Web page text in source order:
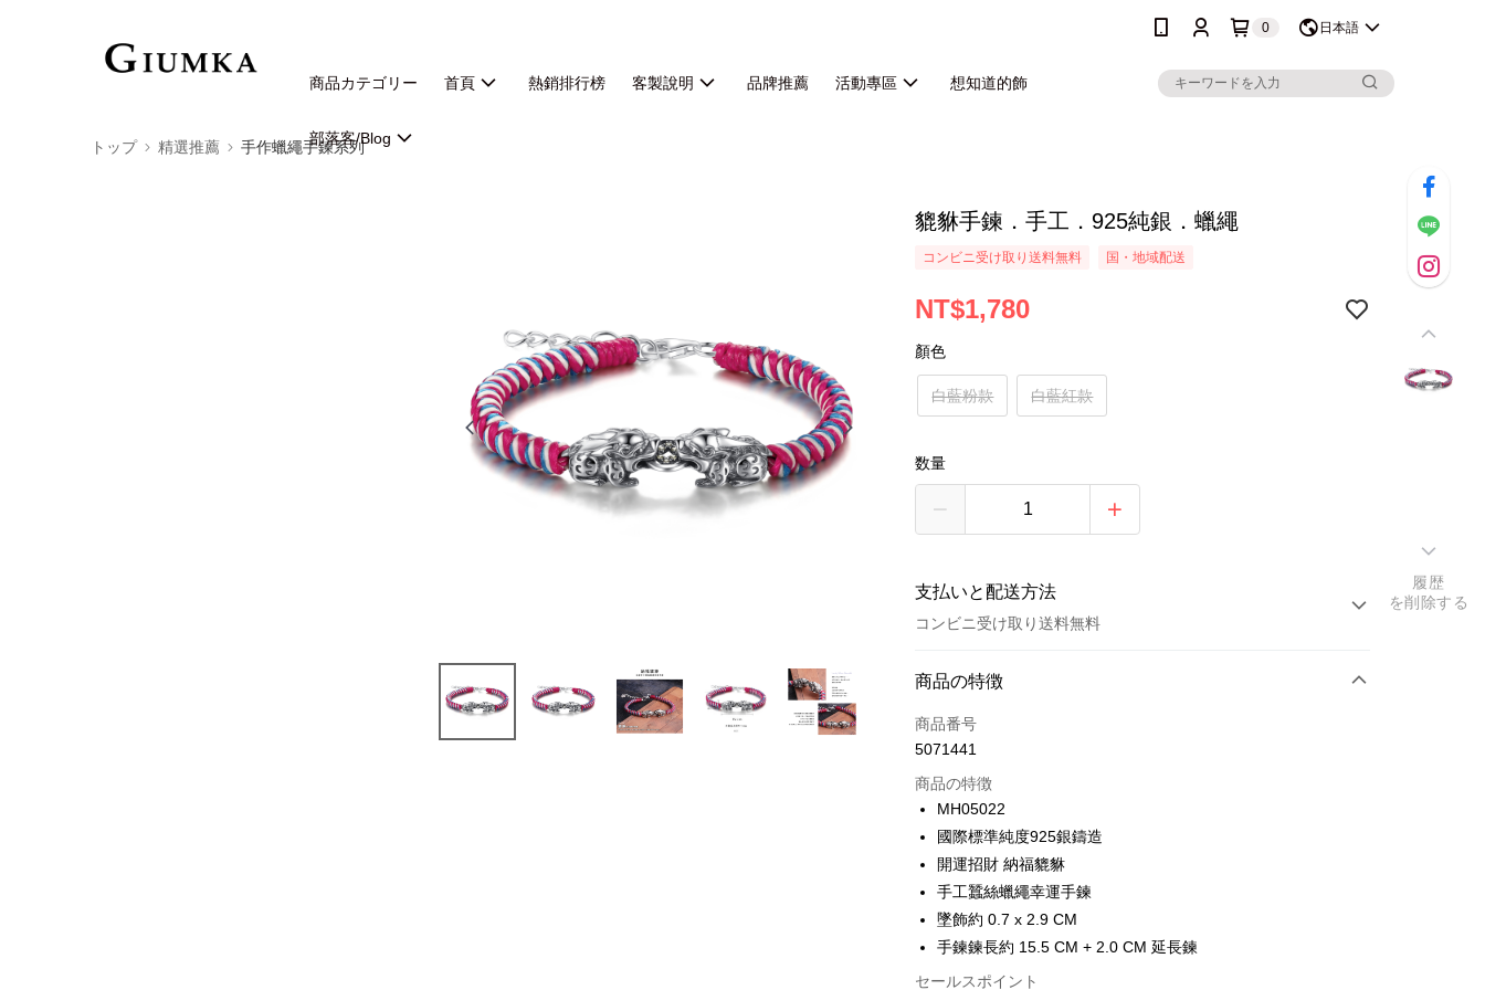
0 日本語
商品カテゴリー 首頁 熱銷排行榜 客製說明 品牌推薦 活動專區 想知道的飾
部落客/Blog
トップ 精選推薦 手作蠟繩手鍊系列
貔貅手鍊．手工．925純銀．蠟繩
コンビニ受け取り送料無料 国・地域配送
NT$1,780
顏色
白藍粉款 白藍紅款
数量
支払いと配送方法
コンビニ受け取り送料無料
お支払い方法
クレジットカード1回払い
クレジットカード分割払い
3回払い、金利0、毎回
合作金庫商業銀行
華南商業銀行
上海商業儲蓄銀行
国泰世華商業銀行
台湾中小企業銀行
HSBC(台湾)商業銀行
華泰商業銀行
6回払い、金利0、毎回NT$296
合作金庫商業銀行
華南商業銀行
上海商業儲蓄銀行
国泰世華商業銀行
台湾中小企業銀行
台中商業銀行
HSBC(台湾)商業銀行
12回払い、金利0、毎回
合作金庫商業銀行
華南商業銀行
上海商業儲蓄銀行
台北富邦商業銀行
台湾中小企業銀行
24回払い、金利0、毎回
合作金庫商業銀行
華南商業銀行
彰化商業銀行
上海商業儲蓄銀行
コンビニ店頭代金引換
LINE Pay
商品の特徴
商品番号
5071441
商品の特徴
MH05022
國際標準純度925銀鑄造
開運招財 納福貔貅
手工蠶絲蠟繩幸運手鍊
墜飾約 0.7 x 2.9 CM
手鍊鍊長約 15.5 CM + 2.0 CM 延長鍊
セールスポイント
履歴
を削除する